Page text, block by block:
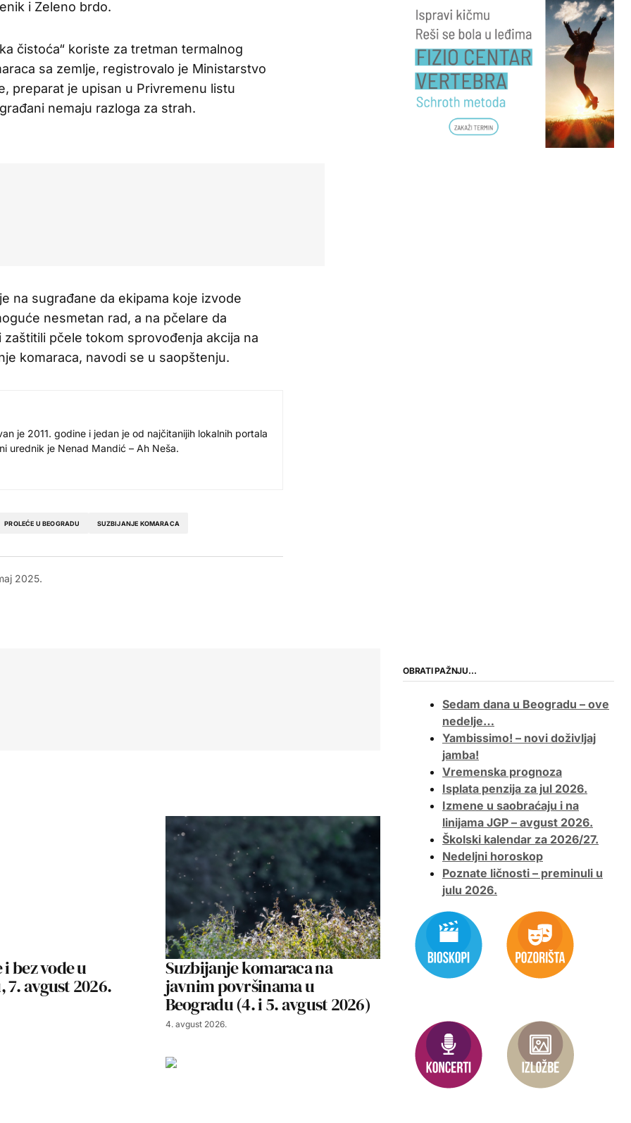
i Zeleno brdo.
čistoća“ koriste za tretman termalnog
sa zemlje, registrovalo je Ministarstvo
preparat je upisan u Privremenu listu
nemaju razloga za strah.
na sugrađane da ekipama koje izvode
nesmetan rad, a na pčelare da
pčele tokom sprovođenja akcija na
komaraca, navodi se u saopštenju.
je 2011. godine i jedan je od najčitanijih lokalnih portala
urednik je Nenad Mandić – Ah Neša.
PROLEĆE U BEOGRADU SUZBIJANJE KOMARACA
2025.
bez vode u
7. avgust 2026.
Suzbijanje komaraca na
javnim površinama u
Beogradu (4. i 5. avgust 2026)
4. avgust 2026.
OBRATI PAŽNJU…
Sedam dana u Beogradu – ove
nedelje…
Yambissimo! – novi doživljaj
jamba!
Vremenska prognoza
Isplata penzija za jul 2026.
Izmene u saobraćaju i na
linijama JGP – avgust 2026.
Školski kalendar za 2026/27.
Nedeljni horoskop
Poznate ličnosti – preminuli u
julu 2026.